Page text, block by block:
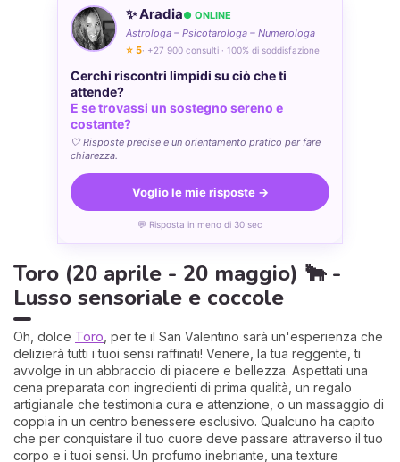
✨ Aradia● ONLINE
Astrologa – Psicotarologa – Numerologa
⭐ 5· +27 900 consulti · 100% di soddisfazione
Cerchi riscontri limpidi su ciò che ti
attende?
E se trovassi un sostegno sereno e
costante?
🤍 Risposte precise e un orientamento pratico per fare
chiarezza.
Voglio le mie risposte →
💬 Risposta in meno di 30 sec
Toro (20 aprile - 20 maggio) 🐂 -
Lusso sensoriale e coccole
Oh, dolce Toro , per te il San Valentino sarà un'esperienza che
delizierà tutti i tuoi sensi raffinati! Venere, la tua reggente, ti
avvolge in un abbraccio di piacere e bellezza. Aspettati una
cena preparata con ingredienti di prima qualità, un regalo
artigianale che testimonia cura e attenzione, o un massaggio di
coppia in un centro benessere esclusivo. Qualcuno ha capito
che per conquistare il tuo cuore deve passare attraverso il tuo
corpo e i tuoi sensi. Un profumo inebriante, una texture